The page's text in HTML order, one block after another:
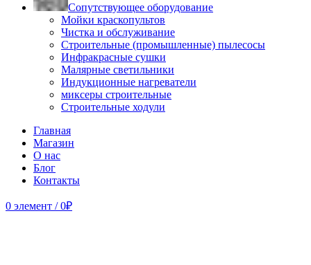
Сопутствующее оборудование
Мойки краскопультов
Чистка и обслуживание
Строительные (промышленные) пылесосы
Инфракрасные сушки
Малярные светильники
Индукционные нагреватели
миксеры строительные
Строительные ходули
Главная
Магазин
О нас
Блог
Контакты
0 элемент / 0₽